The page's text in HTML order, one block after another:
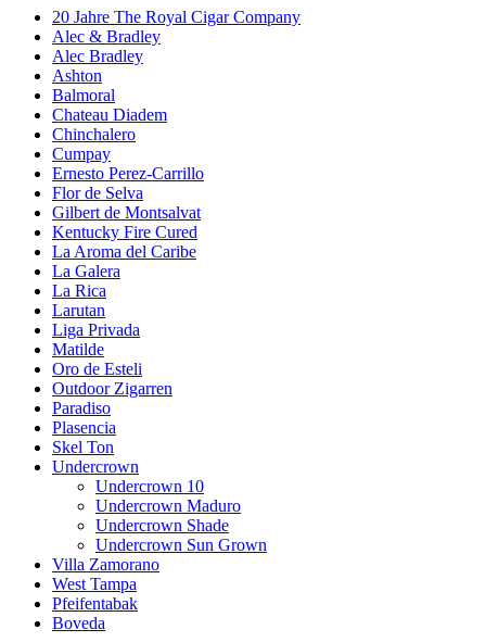
20 Jahre The Royal Cigar Company
Alec & Bradley
Alec Bradley
Ashton
Balmoral
Chateau Diadem
Chinchalero
Cumpay
Ernesto Perez-Carrillo
Flor de Selva
Gilbert de Montsalvat
Kentucky Fire Cured
La Aroma del Caribe
La Galera
La Rica
Larutan
Liga Privada
Matilde
Oro de Esteli
Outdoor Zigarren
Paradiso
Plasencia
Skel Ton
Undercrown
Undercrown 10
Undercrown Maduro
Undercrown Shade
Undercrown Sun Grown
Villa Zamorano
West Tampa
Pfeifentabak
Boveda